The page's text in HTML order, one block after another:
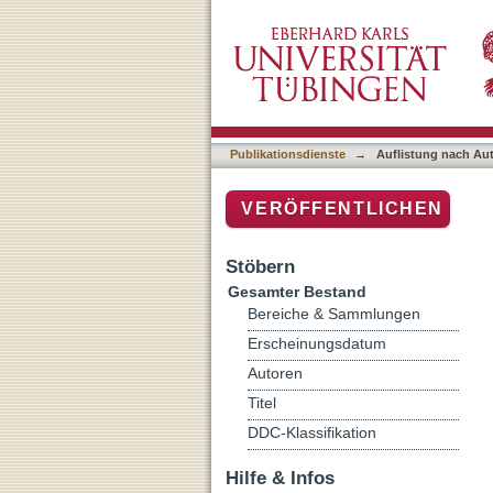
Publikationsdienste → Auflistung nach
VERÖFFENTLICHEN
Stöbern
Gesamter Bestand
Bereiche & Sammlungen
Erscheinungsdatum
Autoren
Titel
DDC-Klassifikation
Hilfe & Infos